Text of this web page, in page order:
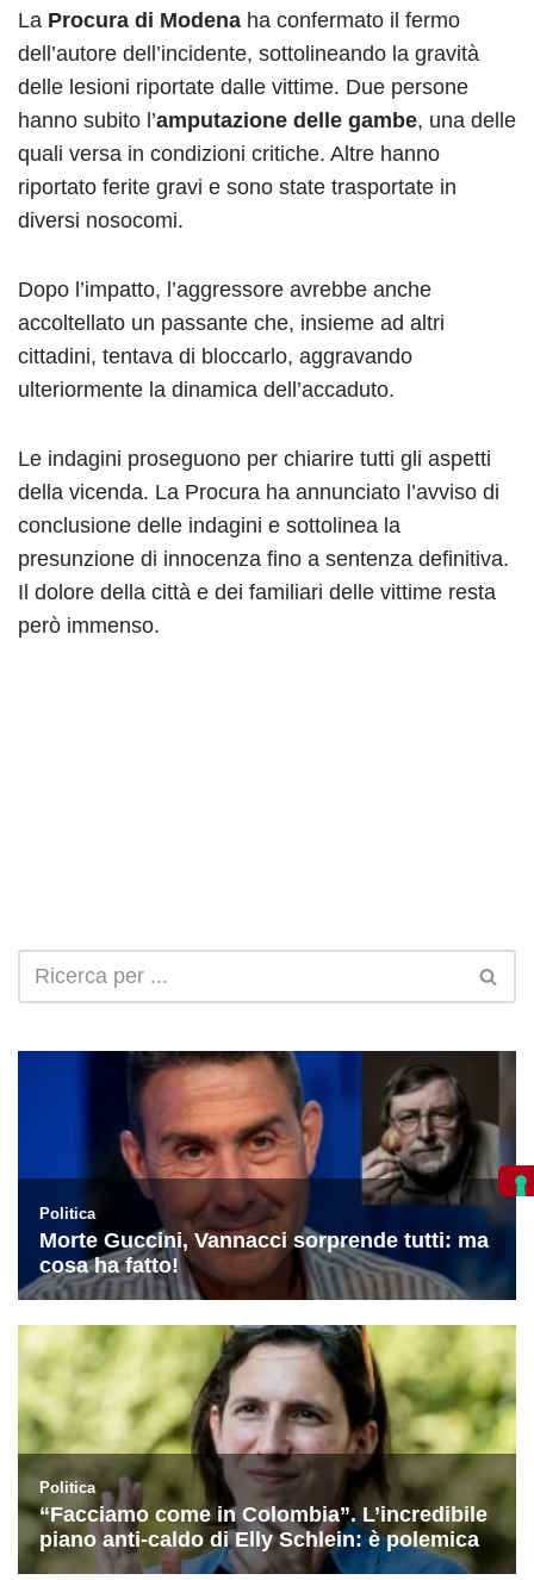
La Procura di Modena ha confermato il fermo
dell’autore dell’incidente, sottolineando la gravità
delle lesioni riportate dalle vittime. Due persone
hanno subito l’amputazione delle gambe, una delle
quali versa in condizioni critiche. Altre hanno
riportato ferite gravi e sono state trasportate in
diversi nosocomi.
Dopo l’impatto, l’aggressore avrebbe anche
accoltellato un passante che, insieme ad altri
cittadini, tentava di bloccarlo, aggravando
ulteriormente la dinamica dell’accaduto.
Le indagini proseguono per chiarire tutti gli aspetti
della vicenda. La Procura ha annunciato l’avviso di
conclusione delle indagini e sottolinea la
presunzione di innocenza fino a sentenza definitiva.
Il dolore della città e dei familiari delle vittime resta
però immenso.